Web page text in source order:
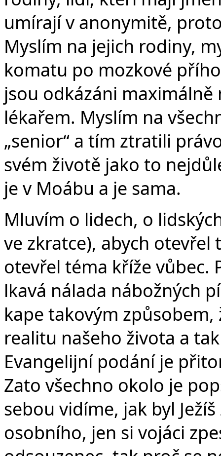
umírají v anonymitě,
Myslím na jejich rodiny,
komatu po mozkové
jsou odkázáni
lékařem. Myslím na
„senior“ a tím ztratili
svém životě jako to
je v Moábu a je sama.
Mluvím o lidech, o
ve zkratce), abych
otevřel téma kříže vůbec.
lkavá nálada nábožných
kape takovým
realitu našeho života a
Evangelijní podání je
Zato všechno okolo je
sebou vidíme, jak byl
osobního, jen si vojáci